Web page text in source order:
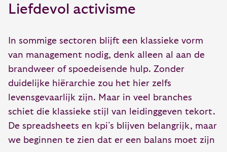
Liefdevol activisme
In sommige sectoren blijft een klassieke vorm
van management nodig, denk alleen al aan de
brandweer of spoedeisende hulp. Zonder
duidelijke hiërarchie zou het hier zelfs
levensgevaarlijk zijn. Maar in veel branches
schiet die klassieke stijl van leidinggeven tekort.
De spreadsheets en kpi’s blijven belangrijk, maar
we beginnen te zien dat er een balans moet zijn